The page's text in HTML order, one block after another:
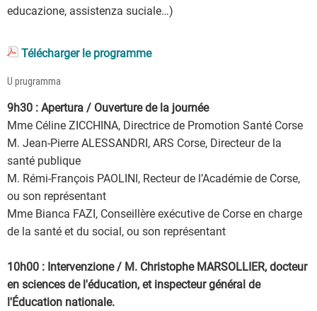
educazione, assistenza suciale…)
Télécharger le programme
U prugramma
9h30 : Apertura / Ouverture de la journée
Mme Céline ZICCHINA, Directrice de Promotion Santé Corse
M. Jean-Pierre ALESSANDRI, ARS Corse, Directeur de la
santé publique
M. Rémi-François PAOLINI, Recteur de l’Académie de Corse,
ou son représentant
Mme Bianca FAZI, Conseillère exécutive de Corse en charge
de la santé et du social, ou son représentant
10h00 : Intervenzione / M. Christophe MARSOLLIER, docteur
en sciences de l'éducation, et inspecteur général de
l'Éducation nationale.